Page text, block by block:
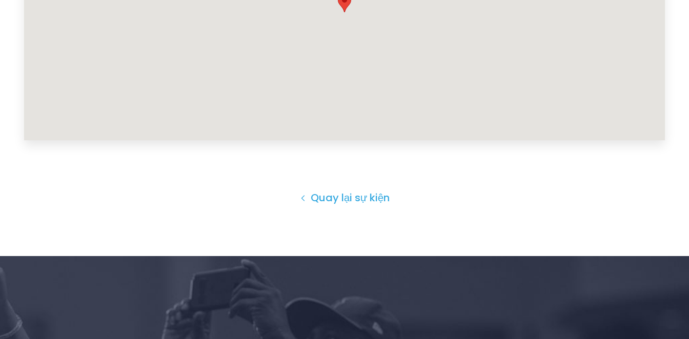
Vote
Quyên tặng
Quay lại sự kiện